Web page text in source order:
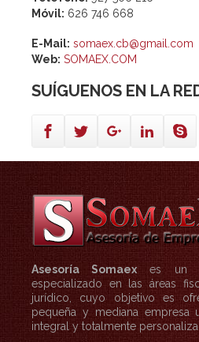
Móvil: 626 746 668
E-Mail: somaex.cb@gmail.com
Web: SOMAEX.COM
SUÍGUENOS EN LA
Asesoría Somaex es un
especializado en las áreas
jurídico, cuyo objetivo es
pequeña y mediana empresa
integral y totalmente